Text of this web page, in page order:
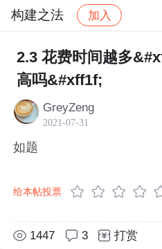
构建之法 加入
社区 构建之法 书评&
2.3 花费时间越多
高吗&#xff1f;
GreyZeng
2021-07-31
如题
给本帖投票
1447 3 打赏